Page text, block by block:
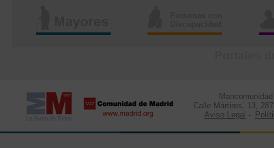
Calle Mártires, 13,
Aviso Legal -